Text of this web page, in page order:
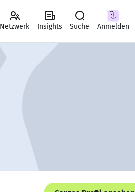
Netzwerk Insights Suche Anmelden